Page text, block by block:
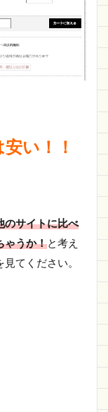
い！！
のサイトに比べ
ゃうか！と考え
てください。